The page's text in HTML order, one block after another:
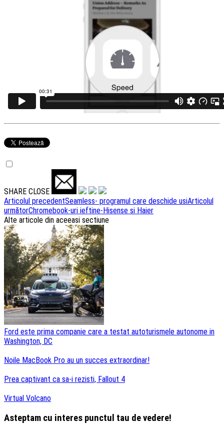
SHARE CLOSE
Navigare
articole
Articolul precedentSeamless- programul care deschide usiArticolul
următorChromebook-uri ieftine-Hisense si Haier
Alte articole din aceeasi sectiune
Ford este prima companie care a testat autoturismele autonome in
Washington, DC
Noile MacBook Pro au un succes extraordinar!
Prea captivant ca sa-i rezisti, Fallout 4
Virtual Volcano
Asteptam cu interes punctul tau de vedere!